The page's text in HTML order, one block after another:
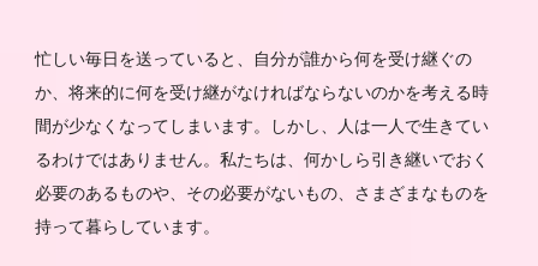
忙しい毎日を送っていると、自分が誰から何を受け継ぐの
か、将来的に何を受け継がなければならないのかを考える時
間が少なくなってしまいます。しかし、人は一人で生きてい
るわけではありません。私たちは、何かしら引き継いでおく
必要のあるものや、その必要がないもの、さまざまなものを
持って暮らしています。